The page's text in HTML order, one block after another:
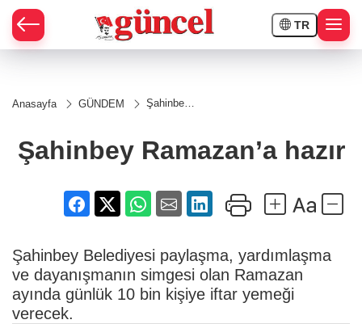
TR
Anasayfa GÜNDEM
Şahinbey
Şahinbey Ramazan’a hazır
Şahinbey Belediyesi paylaşma, yardımlaşma
ve dayanışmanın simgesi olan Ramazan
ayında günlük 10 bin kişiye iftar yemeği
verecek.